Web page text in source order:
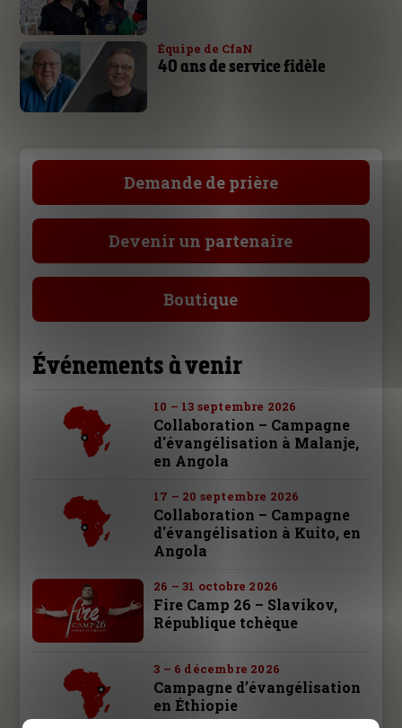
Équipe de CfaN
40 ans de service fidèle
Demande de prière
Devenir un partenaire
Boutique
Événements à venir
10 – 13 septembre 2026
Collaboration – Campagne
d'évangélisation à Malanje,
en Angola
17 – 20 septembre 2026
Collaboration – Campagne
d'évangélisation à Kuito, en
Angola
26 – 31 octobre 2026
Fire Camp 26 – Slavíkov,
République tchèque
3 – 6 décembre 2026
Campagne d’évangélisation
en Éthiopie